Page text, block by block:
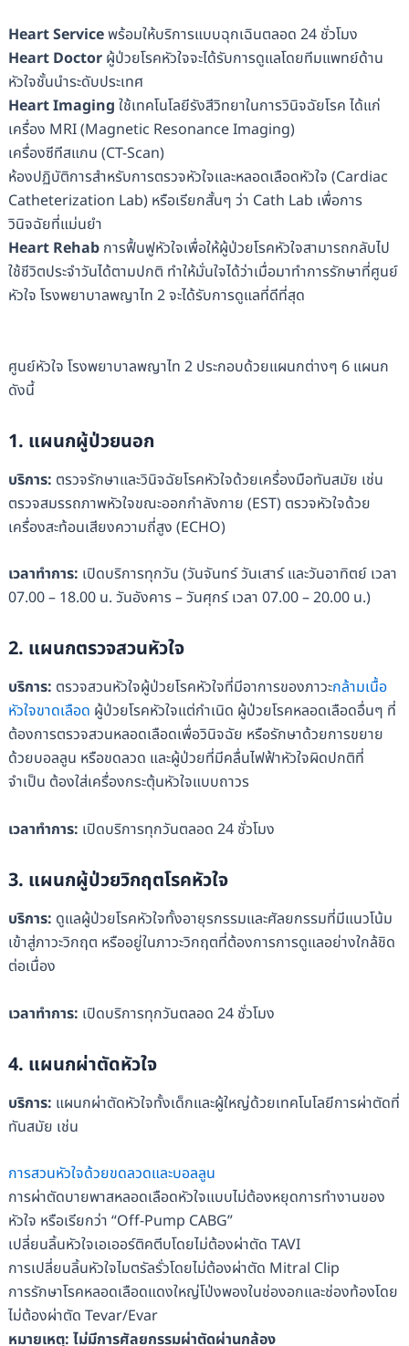
Heart Serviceพร้อมให้บริการแบบฉุกเฉินตลอด 24 ชั่วโมง
Heart Doctor ผู้ป่วยโรคหัวใจจะได้รับการดูแลโดยทีมแพทย์ด้าน
หัวใจชั้นนำระดับประเทศ
Heart Imaging ใช้เทคโนโลยีรังสีวิทยาในการวินิจฉัยโรค ได้แก่
เครื่อง MRI (Magnetic Resonance Imaging)
เครื่องซีทีสแกน (CT-Scan)
ห้องปฏิบัติการสำหรับการตรวจหัวใจและหลอดเลือดหัวใจ (Cardiac
Catheterization Lab) หรือเรียกสั้นๆ ว่า Cath Lab เพื่อการ
วินิจฉัยที่แม่นยำ
Heart Rehabการฟื้นฟูหัวใจเพื่อให้ผู้ป่วยโรคหัวใจสามารถกลับไป
ใช้ชีวิตประจำวันได้ตามปกติ ทำให้มั่นใจได้ว่าเมื่อมาทำการรักษาที่ศูนย์
หัวใจ โรงพยาบาลพญาไท 2 จะได้รับการดูแลที่ดีที่สุด
ศูนย์หัวใจ โรงพยาบาลพญาไท 2 ประกอบด้วยแผนกต่างๆ 6 แผนก
ดังนี้
1. แผนกผู้ป่วยนอก
บริการ: ตรวจรักษาและวินิจฉัยโรคหัวใจด้วยเครื่องมือทันสมัย เช่น
ตรวจสมรรถภาพหัวใจขณะออกกำลังกาย (EST) ตรวจหัวใจด้วย
เครื่องสะท้อนเสียงความถี่สูง (ECHO)
เวลาทำการ: เปิดบริการทุกวัน (วันจันทร์ วันเสาร์ และวันอาทิตย์ เวลา
07.00 – 18.00 น. วันอังคาร – วันศุกร์ เวลา 07.00 – 20.00 น.)
2. แผนกตรวจสวนหัวใจ
บริการ: ตรวจสวนหัวใจผู้ป่วยโรคหัวใจที่มีอาการของภาวะกล้ามเนื้อ
หัวใจขาดเลือด ผู้ป่วยโรคหัวใจแต่กำเนิด ผู้ป่วยโรคหลอดเลือดอื่นๆ ที่
ต้องการตรวจสวนหลอดเลือดเพื่อวินิจฉัย หรือรักษาด้วยการขยาย
ด้วยบอลลูน หรือขดลวด และผู้ป่วยที่มีคลื่นไฟฟ้าหัวใจผิดปกติที่
จำเป็น ต้องใส่เครื่องกระตุ้นหัวใจแบบถาวร
เวลาทำการ: เปิดบริการทุกวันตลอด 24 ชั่วโมง
3. แผนกผู้ป่วยวิกฤตโรคหัวใจ
บริการ: ดูแลผู้ป่วยโรคหัวใจทั้งอายุรกรรมและศัลยกรรมที่มีแนวโน้ม
เข้าสู่ภาวะวิกฤต หรืออยู่ในภาวะวิกฤตที่ต้องการการดูแลอย่างใกล้ชิด
ต่อเนื่อง
เวลาทำการ: เปิดบริการทุกวันตลอด 24 ชั่วโมง
4. แผนกผ่าตัดหัวใจ
บริการ: แผนกผ่าตัดหัวใจทั้งเด็กและผู้ใหญ่ด้วยเทคโนโลยีการผ่าตัดที่
ทันสมัย เช่น
การสวนหัวใจด้วยขดลวดและบอลลูน
การผ่าตัดบายพาสหลอดเลือดหัวใจแบบไม่ต้องหยุดการทำงานของ
หัวใจ หรือเรียกว่า “Off-Pump CABG”
เปลี่ยนลิ้นหัวใจเอเออร์ติคตีบโดยไม่ต้องผ่าตัด TAVI
การเปลี่ยนลิ้นหัวใจไมตรัลรั่วโดยไม่ต้องผ่าตัด Mitral Clip
การรักษาโรคหลอดเลือดแดงใหญ่โป่งพองในช่องอกและช่องท้องโดย
ไม่ต้องผ่าตัด Tevar/Evar
หมายเหตุ: ไม่มีการศัลยกรรมผ่าตัดผ่านกล้อง